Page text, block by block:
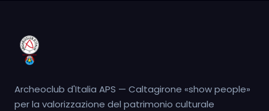
Archeoclub d'Italia APS — Caltagirone «show people»
per la valorizzazione del patrimonio culturale